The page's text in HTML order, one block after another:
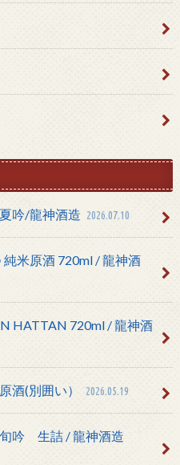
吟/龍神酒造 2026.07.10
米原酒 720ml / 龍神酒
HATTAN 720ml / 龍神酒
(別囲い） 2026.05.19
吟 生詰 / 龍神酒造